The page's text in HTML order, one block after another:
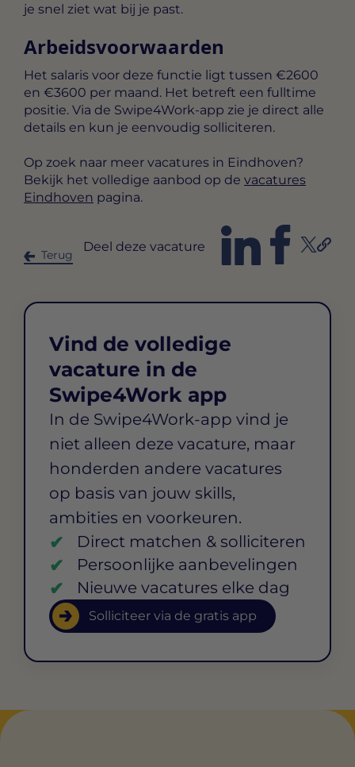
je snel ziet wat bij je past.
Arbeidsvoorwaarden
Het salaris voor deze functie ligt tussen €2600
en €3600 per maand. Het betreft een fulltime
positie. Via de Swipe4Work-app zie je direct alle
details en kun je eenvoudig solliciteren.
Op zoek naar meer vacatures in Eindhoven?
Bekijk het volledige aanbod op de vacatures
Eindhoven pagina.
Terug
Deel deze vacature
Vind de volledige
vacature in de
Swipe4Work app
In de Swipe4Work-app vind je
niet alleen deze vacature, maar
honderden andere vacatures
op basis van jouw skills,
ambities en voorkeuren.
Direct matchen & solliciteren
Persoonlijke aanbevelingen
Nieuwe vacatures elke dag
Solliciteer via de gratis app